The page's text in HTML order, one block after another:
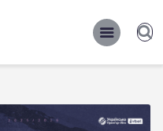
ФК ЕПІЦЕНТР
ЕПІЦЕНТР